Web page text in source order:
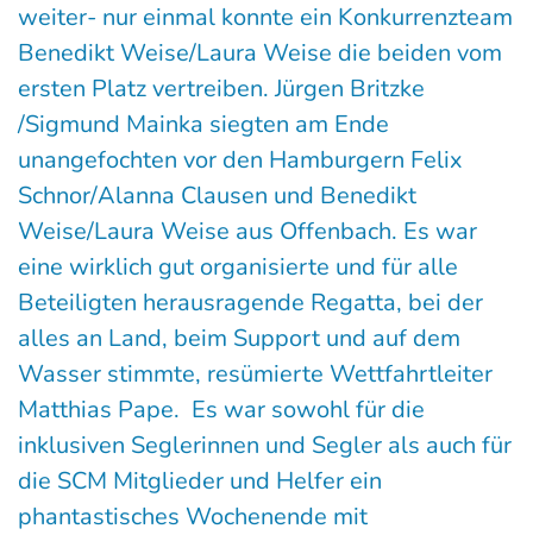
weiter- nur einmal konnte ein Konkurrenzteam
Benedikt Weise/Laura Weise die beiden vom
ersten Platz vertreiben. Jürgen Britzke
/Sigmund Mainka siegten am Ende
unangefochten vor den Hamburgern Felix
Schnor/Alanna Clausen und Benedikt
Weise/Laura Weise aus Offenbach. Es war
eine wirklich gut organisierte und für alle
Beteiligten herausragende Regatta, bei der
alles an Land, beim Support und auf dem
Wasser stimmte, resümierte Wettfahrtleiter
Matthias Pape. Es war sowohl für die
inklusiven Seglerinnen und Segler als auch für
die SCM Mitglieder und Helfer ein
phantastisches Wochenende mit